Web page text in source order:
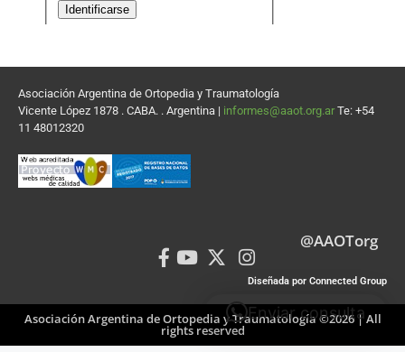
Asociación Argentina de Ortopedia y Traumatología
Vicente López 1878 . CABA. . Argentina | informes@aaot.org.ar Te: +54
11 48012320
@AAOTorg
Diseñada por Connected Group
Asociación Argentina de Ortopedia y Traumatología ©2026 | All
rights reserved
Enviar consulta